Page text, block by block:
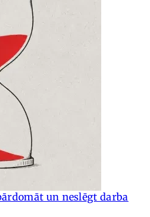
un neslēgt darba